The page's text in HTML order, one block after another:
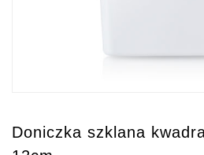
Doniczka szklana